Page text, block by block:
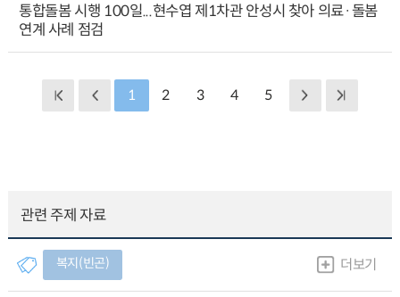
통합돌봄 시행 100일...현수엽 제1차관 안성시 찾아 의료·돌봄
연계 사례 점검
1 2 3 4 5
관련 주제 자료
복지(빈곤) 더보기